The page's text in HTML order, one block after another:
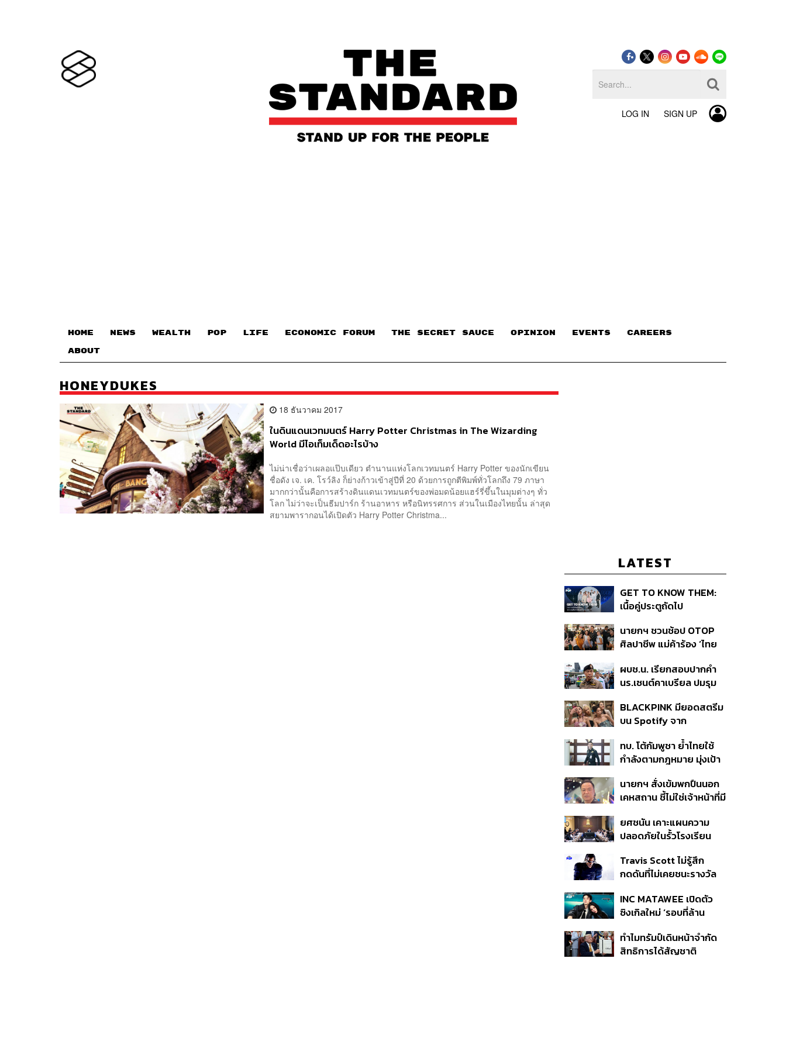
LOG IN SIGN UP
HOME NEWS WEALTH POP LIFE ECONOMIC FORUM THE SECRET SAUCE​ OPINION EVENTS CAREERS
ABOUT
HONEYDUKES
18 ธันวาคม 2017
ในดินแดนเวทมนตร์ Harry Potter Christmas in The Wizarding
World มีไอเท็มเด็ดอะไรบ้าง
ไม่น่าเชื่อว่าเผลอแป๊บเดียว ตำนานแห่งโลกเวทมนตร์ Harry Potter ของนักเขียน
ชื่อดัง เจ. เค. โรว์ลิง ก็ย่างก้าวเข้าสู่ปีที่ 20 ด้วยการถูกตีพิมพ์ทั่วโลกถึง 79 ภาษา
มากกว่านั้นคือการสร้างดินแดนเวทมนตร์ของพ่อมดน้อยแฮร์รี่ขึ้นในมุมต่างๆ ทั่ว
โลก ไม่ว่าจะเป็นธีมปาร์ก ร้านอาหาร หรือนิทรรศการ ส่วนในเมืองไทยนั้น ล่าสุด
สยามพารากอนได้เปิดตัว Harry Potter Christma...
LATEST
GET TO KNOW THEM:
เนื้อคู่ประตูถัดไป
นายกฯ ชวนช้อป OTOP
ศิลปาชีพ แม่ค้าร้อง ‘ไทย
ถามมีต่อไหม นายกฯ ตอบ
‘เดี๋ยวจะพยายาม’
ผบช.น. เรียกสอบปากคำ
นร.เซนต์คาเบรียล ปมรุม
ดำเนินคดีแล้ว
BLACKPINK มียอดสตรีม
บน Spotify จาก
ครั้ง ตลอด 10 ปีที่ผ่านมา
ทบ. โต้กัมพูชา ย้ำไทยใช้
กำลังตามกฎหมาย มุ่งเป้า
หายไทยไม่อาจลบด้วย
ข้อมูลบิดเบือน
นายกฯ สั่งเข้มพกปืนนอก
เคหสถาน ชี้ไม่ใช่เจ้าหน้าที่มี
ก่อเหตุ เจ้าของร่วมรับผิด
ยศชนัน เคาะแผนความ
ปลอดภัยในรั้วโรงเรียน
ดูแล-คุมเข้มคัดกรองสิ่ง
ผิดกฎหมาย
Travis Scott ไม่รู้สึก
กดดันที่ไม่เคยชนะรางวัล
แล้ว 10 ครั้ง
INC MATAWEE เปิดตัว
ซิงเกิลใหม่ ‘รอบที่ล้าน
มาแสดงในมิวสิกวิดีโอ
ทำไมทรัมป์เดินหน้าจำกัด
สิทธิการได้สัญชาติ